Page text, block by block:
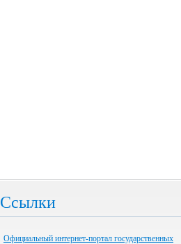
Ссылки
Официальный интернет-портал государственных